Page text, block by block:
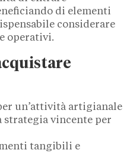
di elementi
considerare
operativi.
un’attività artigianale
strategia vincente per
tangibili e